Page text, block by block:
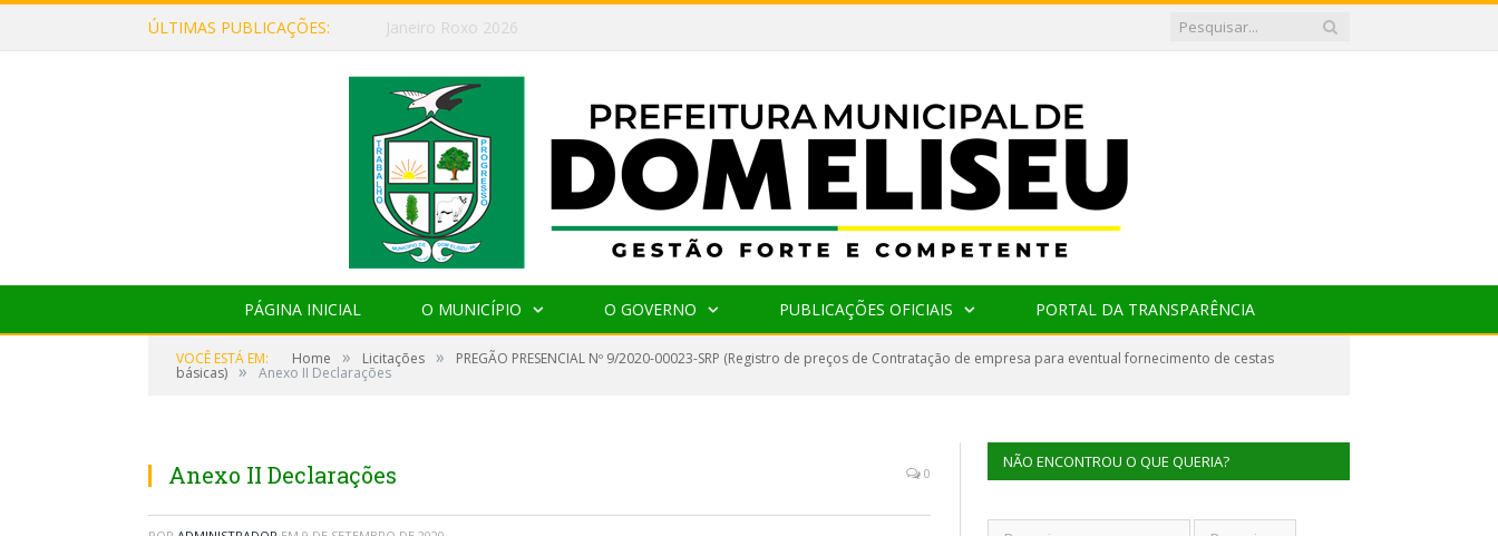
ÚLTIMAS PUBLICAÇÕES: Janeiro Roxo 2026
PÁGINA INICIAL O MUNICÍPIO O GOVERNO PUBLICAÇÕES OFICIAIS PORTAL DA TRANSPARÊNCIA
VOCÊ ESTÁ EM: Home » Licitações » PREGÃO PRESENCIAL Nº 9/2020-00023-SRP (Registro de preços de Contratação de empresa para eventual fornecimento de cestas
básicas) » Anexo II Declarações
Anexo II Declarações 0
NÃO ENCONTROU O QUE QUERIA?